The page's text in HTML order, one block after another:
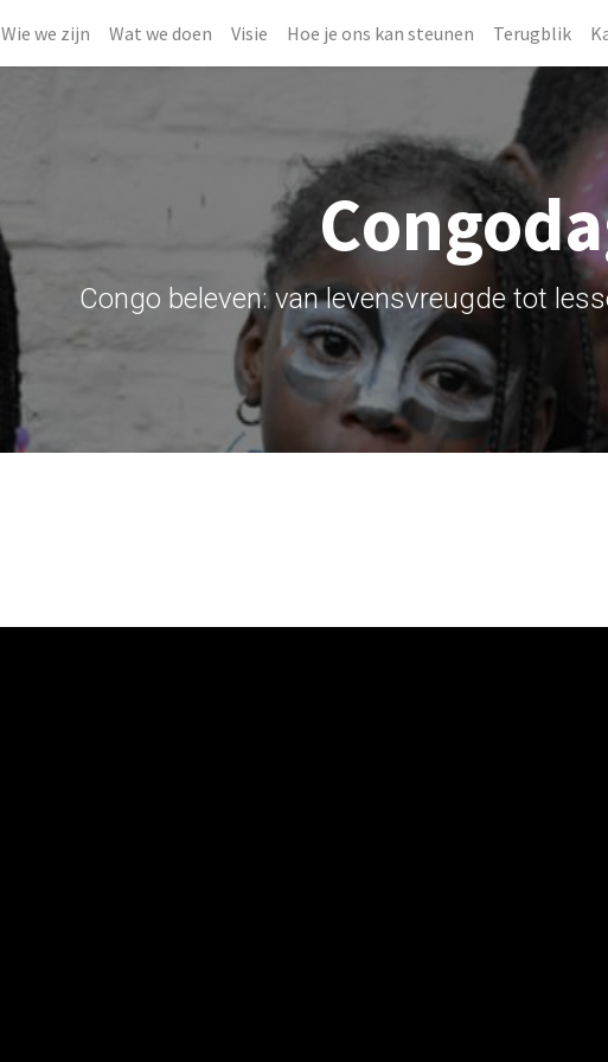
Wie we zijn Wat we doen Visie Hoe je ons kan steunen Terugblik
Congo beleven: van levensvreugde tot